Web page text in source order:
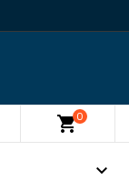
shopping_cart0